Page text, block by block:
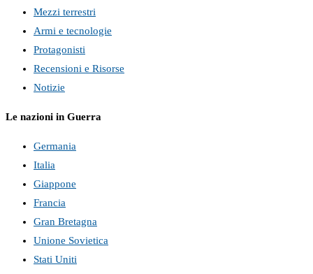
Mezzi terrestri
Armi e tecnologie
Protagonisti
Recensioni e Risorse
Notizie
Le nazioni in Guerra
Germania
Italia
Giappone
Francia
Gran Bretagna
Unione Sovietica
Stati Uniti